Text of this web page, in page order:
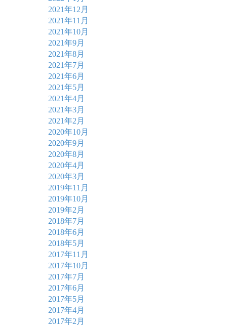
2021年12月
2021年11月
2021年10月
2021年9月
2021年8月
2021年7月
2021年6月
2021年5月
2021年4月
2021年3月
2021年2月
2020年10月
2020年9月
2020年8月
2020年4月
2020年3月
2019年11月
2019年10月
2019年2月
2018年7月
2018年6月
2018年5月
2017年11月
2017年10月
2017年7月
2017年6月
2017年5月
2017年4月
2017年2月